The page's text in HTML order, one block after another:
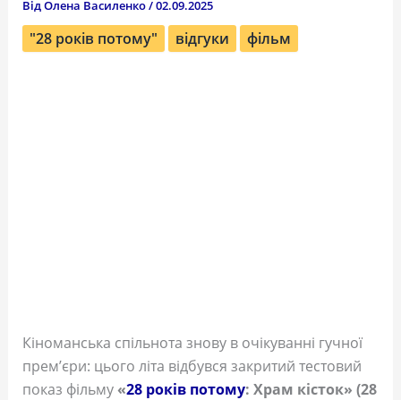
ВідОлена Василенко/02.09.2025
"28 років потому" відгуки фільм
Кіноманська спільнота знову в очікуванні гучної
прем’єри: цього літа відбувся закритий тестовий
показ фільму«28 років потому: Храм кісток» (28